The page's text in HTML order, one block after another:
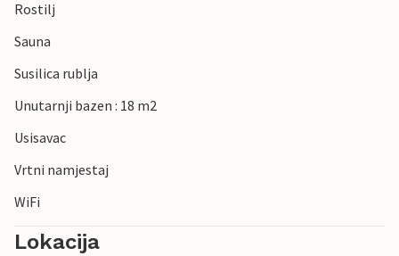
Rostilj
Sauna
Susilica rublja
Unutarnji bazen : 18 m2
Usisavac
Vrtni namjestaj
WiFi
Lokacija